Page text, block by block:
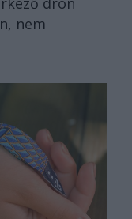
nem